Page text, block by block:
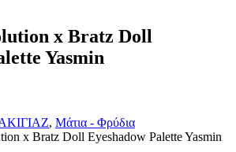
x Bratz Doll
Yasmin
, Μάτια - Φρύδια
x Bratz Doll Eyeshadow Palette Yasmin